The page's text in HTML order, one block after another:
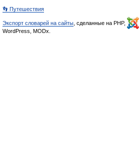
👣 Путешествия
Экспорт словарей на сайты , сделанные на PHP,
WordPress, MODx.